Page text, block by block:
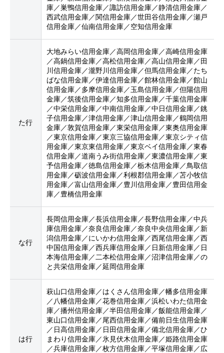
庫／巣鴨信用金庫／諏訪信用金庫／静清信用金庫／
西武信用金庫／関信用金庫／世田谷信用金庫／瀬戸
信用金庫／仙南信用金庫／空知信用金庫
た行
大地みらい信用金庫／高岡信用金庫／高崎信用金庫
／高鍋信用金庫／高松信用金庫／高山信用金庫／田
川信用金庫／瀧野川信用金庫／但馬信用金庫／たち
ばな信用金庫／伊達信用金庫／館林信用金庫／館山
信用金庫／多摩信用金庫／玉島信用金庫／但陽信用
金庫／筑後信用金庫／知多信用金庫／千葉信用金庫
／中栄信用金庫／中南信用金庫／中日信用金庫／銚
子信用金庫／津信用金庫／津山信用金庫／鶴岡信用
金庫／敦賀信用金庫／東栄信用金庫／東奥信用金庫
／東京信用金庫／東京三協信用金庫／東京シティ信
用金庫／東京東信用金庫／東京ベイ信用金庫／東春
信用金庫／道南うみ街信用金庫／東濃信用金庫／東
予信用金庫／徳島信用金庫／栃木信用金庫／鳥取信
用金庫／砺波信用金庫／利根郡信用金庫／苫小牧信
用金庫／富山信用金庫／豊川信用金庫／豊田信用金
庫／豊橋信用金庫
な行
長岡信用金庫／長浜信用金庫／長野信用金庫／中兵
庫信用金庫／奈良信用金庫／奈良中央信用金庫／新
潟信用金庫／にいかわ信用金庫／西尾信用金庫／西
中国信用金庫／西兵庫信用金庫／日新信用金庫／日
本海信用金庫／二本松信用金庫／沼津信用金庫／の
と共栄信用金庫／延岡信用金庫
は行
萩山口信用金庫／はくさん信用金庫／幡多信用金庫
／八幡信用金庫／花巻信用金庫／浜松いわた信用金
庫／播州信用金庫／半田信用金庫／飯能信用金庫／
東山口信用金庫／尾西信用金庫／備前日生信用金庫
／日高信用金庫／日田信用金庫／備北信用金庫／ひ
まわり信用金庫／氷見伏木信用金庫／姫路信用金庫
／兵庫信用金庫／枚方信用金庫／平塚信用金庫／広